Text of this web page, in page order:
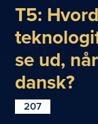
T5:
se ud,
dansk?
207